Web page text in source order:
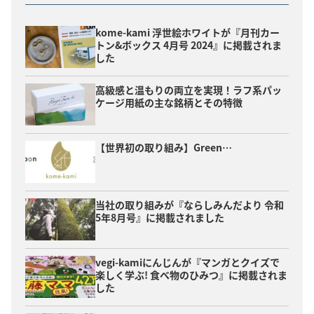
kome-kami 浮世絵ホワイトが『月刊カー
トン&ボックス 4月号 2024』に掲載されま
した
高級感と温もりの両立を実現！ラフ系パッ
ケージ用紙の主な銘柄とその特徴
【世界初の取り組み】Green…
当社の取り組みが『ならしみんだより 令和
5年8月号』に掲載されました
vegi-kamiにんじんが『マンガとクイズで
楽しく学ぶ! 食べ物のひみつ』に掲載されま
した